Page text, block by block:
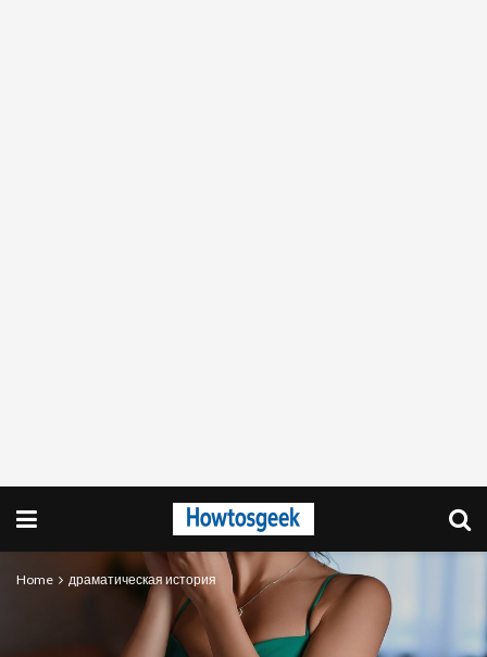
Home драматическая история